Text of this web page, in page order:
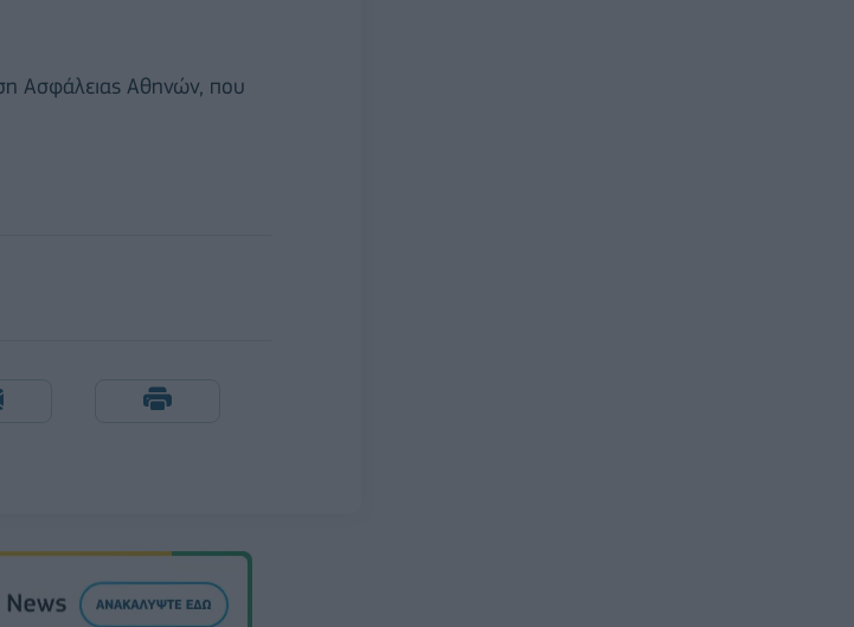
Ασφάλειας Αθηνών, που